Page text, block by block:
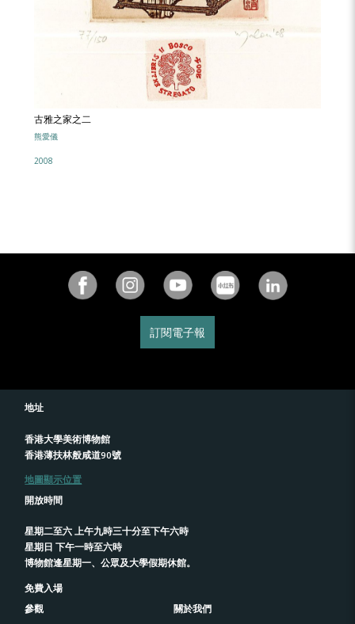
古雅之家之二
熊愛儀
2008
訂閱電子報
地址
香港大學美術博物館
香港薄扶林般咸道90號
地圖顯示位置
開放時間
星期二至六 上午九時三十分至下午六時
星期日 下午一時至六時
博物館逢星期一、公眾及大學假期休館。
免費入場
參觀
關於我們